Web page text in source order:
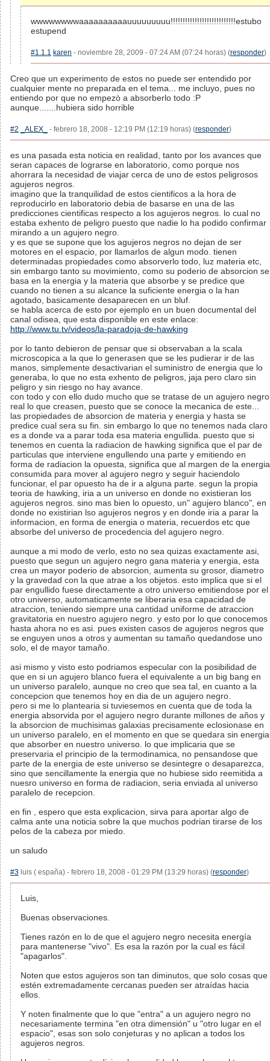
wwwwwwwwaaaaaaaaaauuuuuuuuu!!!!!!!!!!!!!!!!!!!!!!!!!!!estubo
estupend
#1.1.1 karen - noviembre 28, 2009 - 07:24 AM (07:24 horas) (responder)
Creo que un experimento de estos no puede ser entendido por
cualquier mente no preparada en el tema... me incluyo, pues no
entiendo por que no empezò a absorberlo todo :P
aunque.......hubiera sido horrible
#2 _ALEX_ - febrero 18, 2008 - 12:19 PM (12:19 horas) (responder)
es una pasada esta noticia en realidad, tanto por los avances que
seran capaces de lograrse en laboratorio, como porque nos
ahorrara la necesidad de viajar cerca de uno de estos peligrosos
agujeros negros.
imagino que la tranquilidad de estos cientificos a la hora de
reproducirlo en laboratorio debia de basarse en una de las
predicciones cientificas respecto a los agujeros negros. lo cual no
estaba exhento de peligro puesto que nadie lo ha podido confirmar
mirando a un agujero negro.
y es que se supone que los agujeros negros no dejan de ser
motores en el espacio, por llamarlos de algun modo. tienen
determinadas propiedades como absorverlo todo, luz materia etc,
sin embargo tanto su movimiento, como su poderio de absorcion se
basa en la energia y la materia que absorbe y se predice que
cuando no tienen a su alcance la suficiente energia o la han
agotado, basicamente desaparecen en un bluf.
se habla acerca de esto por ejemplo en un buen documental del
canal odisea, que esta disponible en este enlace:
http://www.tu.tv/videos/la-paradoja-de-hawking
por lo tanto debieron de pensar que si observaban a la scala
microscopica a la que lo generasen que se les pudierar ir de las
manos, simplemente desactivarian el suministro de energia que lo
generaba, lo que no esta exhento de peligros, jaja pero claro sin
peligro y sin riesgo no hay avance.
con todo y con ello dudo mucho que se tratase de un agujero negro
real lo que creasen, puesto que se conoce la mecanica de este...
las propiedades de absorcion de materia y energia y hasta se
predice cual sera su fin. sin embargo lo que no tenemos nada claro
es a donde va a parar toda esa materia engullida. puesto que si
tenemos en cuenta la radiacion de hawking significa que el par de
particulas que interviene engullendo una parte y emitiendo en
forma de radiacion la opuesta, significa que al margen de la energia
consumida para mover al agujero negro y seguir haciendolo
funcionar, el par opuesto ha de ir a alguna parte. segun la propia
teoria de hawking, iria a un universo en donde no existieran los
agujeros negros. sino mas bien lo opuesto, un" agujero blanco", en
donde no existirian lso agujeros negros y en donde iria a parar la
informacion, en forma de energia o materia, recuerdos etc que
absorbe del universo de procedencia del agujero negro.
aunque a mi modo de verlo, esto no sea quizas exactamente asi,
puesto que segun un agujero negro gana materia y energia, esta
crea un mayor poderio de absorcion, aumenta su grosor, diametro
y la gravedad con la que atrae a los objetos. esto implica que si el
par engullido fuese directamente a otro universo emitiendose por el
otro universo, automaticamente se liberaria esa capacidad de
atraccion, teniendo siempre una cantidad uniforme de atraccion
gravitatoria en nuestro agujero negro. y esto por lo que conocemos
hasta ahora no es asi. pues existen casos de agujeros negros que
se enguyen unos a otros y aumentan su tamaño quedandose uno
solo, el de mayor tamaño.
asi mismo y visto esto podriamos especular con la posibilidad de
que en si un agujero blanco fuera el equivalente a un big bang en
un universo paralelo, aunque no creo que sea tal, en cuanto a la
concepcion que tenemos hoy en dia de un agujero negro.
pero si me lo plantearia si tuviesemos en cuenta que de toda la
energia absorvida por el agujero negro durante millones de años y
la absorcion de muchisimas galaxias precisamente eclosionase en
un universo paralelo, en el momento en que se quedara sin energia
que absorber en nuestro universo. lo que implicaria que se
preservaria el principio de la termodinamica, no pensandose que
parte de la energia de este universo se desintegre o desaparezca,
sino que sencillamente la energia que no hubiese sido reemitida a
nuesro universo en forma de radiacion, seria enviada al universo
paralelo de recepcion.
en fin , espero que esta explicacion, sirva para aportar algo de
calma ante una noticia sobre la que muchos podrian tirarse de los
pelos de la cabeza por miedo.
un saludo
#3 luis ( españa) - febrero 18, 2008 - 01:29 PM (13:29 horas) (responder)
Luis,
Buenas observaciones.
Tienes razón en lo de que el agujero negro necesita energía
para mantenerse "vivo". Es esa la razón por la cual es fácil
"apagarlos".
Noten que estos agujeros son tan diminutos, que solo cosas que
estén extremadamente cercanas pueden ser atraídas hacia
ellos.
Y noten finalmente que lo que "entra" a un agujero negro no
necesariamente termina "en otra dimensión" u "otro lugar en el
espacio", esas son solo conjeturas y no aplican a todos los
agujeros negros.